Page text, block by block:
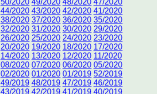
50/2020 49/2020 48/2020 47/2020
44/2020 43/2020 42/2020 41/2020
38/2020 37/2020 36/2020 35/2020
32/2020 31/2020 30/2020 29/2020
26/2020 25/2020 24/2020 23/2020
20/2020 19/2020 18/2020 17/2020
14/2020 13/2020 12/2020 11/2020
08/2020 07/2020 06/2020 05/2020
02/2020 01/2020 01/2019 52/2019
49/2019 48/2019 47/2019 46/2019
43/2019 42/2019 41/2019 40/2019